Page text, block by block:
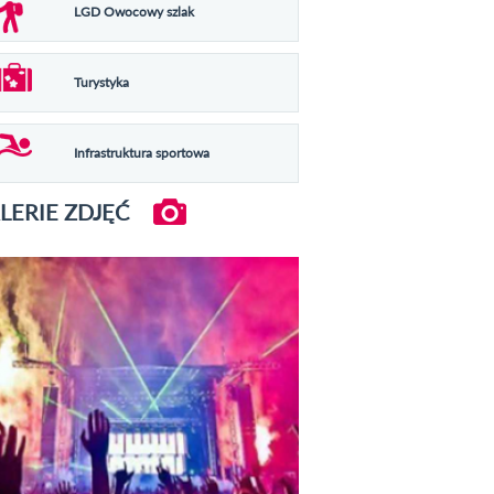
LGD Owocowy szlak
Turystyka
Infrastruktura sportowa
ZDJĘĆ